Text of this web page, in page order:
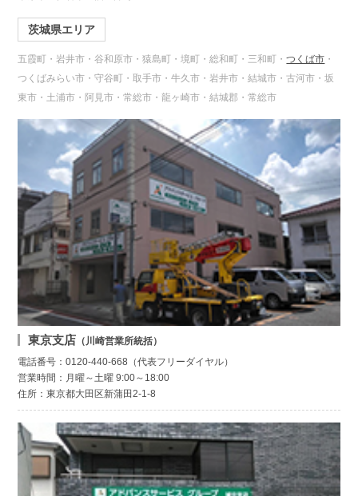
茨城県エリア
五霞町・岩井市・谷和原市・猿島町・境町・総和町・三和町・つくば市 ・
つくばみらい市・守谷町・取手市・牛久市・岩井市・結城市・古河市・坂
東市・土浦市・阿見市・常総市・龍ヶ崎市・結城郡・常総市
東京支店 （川崎営業所統括）
電話番号：0120-440-668（代表フリーダイヤル）
営業時間：月曜～土曜 9:00～18:00
住所：東京都大田区新蒲田2-1-8